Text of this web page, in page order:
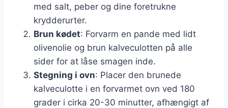
med salt, peber og dine foretrukne
krydderurter.
Brun kødet: Forvarm en pande med lidt
olivenolie og brun kalveculotten på alle
sider for at låse smagen inde.
Stegning i ovn: Placer den brunede
kalveculotte i en forvarmet ovn ved 180
grader i cirka 20-30 minutter, afhængigt af